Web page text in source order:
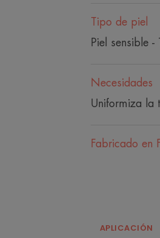
Tipo de piel
Piel sensible
Necesidades
Uniformiza la
Fabricado en
APLICACIÓN